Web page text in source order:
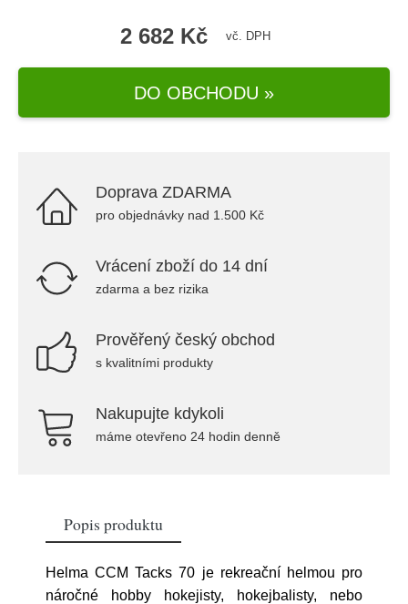
2 682 Kč vč. DPH
DO OBCHODU »
Doprava ZDARMA
pro objednávky nad 1.500 Kč
Vrácení zboží do 14 dní
zdarma a bez rizika
Prověřený český obchod
s kvalitními produkty
Nakupujte kdykoli
máme otevřeno 24 hodin denně
Popis produktu
Helma CCM Tacks 70 je rekreační helmou pro
náročné hobby hokejisty, hokejbalisty, nebo